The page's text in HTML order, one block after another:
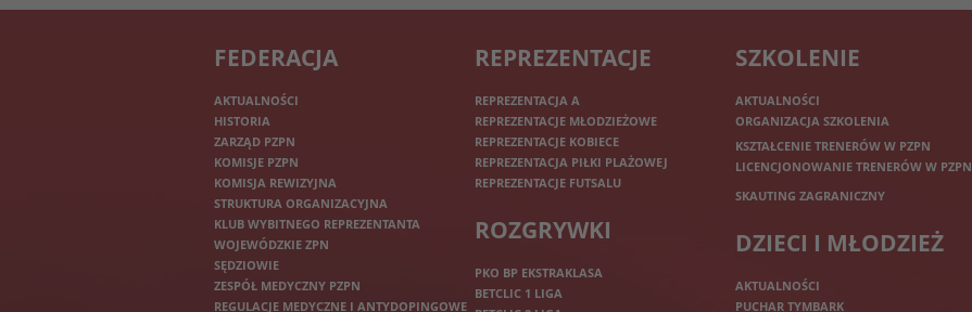
FEDERACJA
AKTUALNOŚCI
HISTORIA
ZARZĄD PZPN
KOMISJE PZPN
KOMISJA REWIZYJNA
STRUKTURA ORGANIZACYJNA
KLUB WYBITNEGO REPREZENTANTA
WOJEWÓDZKIE ZPN
SĘDZIOWIE
ZESPÓŁ MEDYCZNY PZPN
REGULACJE MEDYCZNE I ANTYDOPINGOWE
REPREZENTACJE
REPREZENTACJA A
REPREZENTACJE MŁODZIEŻOWE
REPREZENTACJE KOBIECE
REPREZENTACJA PIŁKI PLAŻOWEJ
REPREZENTACJE FUTSALU
ROZGRYWKI
PKO BP EKSTRAKLASA
BETCLIC 1 LIGA
SZKOLENIE
AKTUALNOŚCI
ORGANIZACJA SZKOLENIA
KSZTAŁCENIE TRENERÓW W PZPN
LICENCJONOWANIE TRENERÓW W PZPN
SKAUTING ZAGRANICZNY
DZIECI I MŁODZIEŻ
AKTUALNOŚCI
PUCHAR TYMBARK